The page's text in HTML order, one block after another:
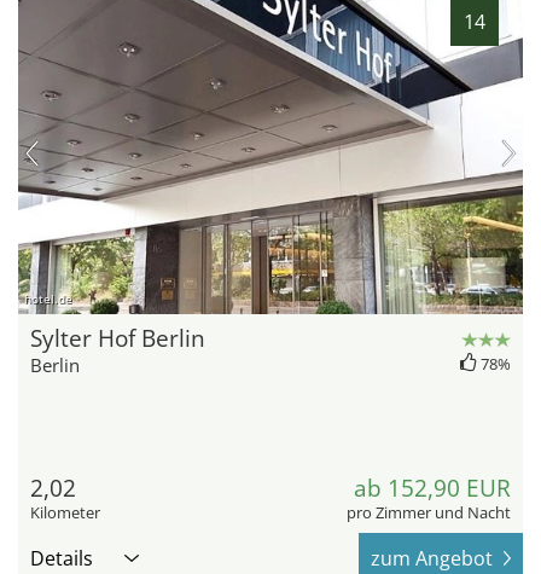
14
hotel.de
Sylter Hof Berlin
Berlin 78%
2,02
Kilometer
ab 152,90 EUR
pro Zimmer und Nacht
Details zum Angebot